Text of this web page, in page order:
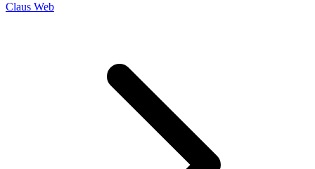
Claus Web